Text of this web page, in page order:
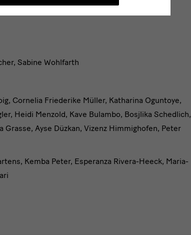
Sabine Wohlfarth
Cornelia Friederike Müller, Katharina Oguntoye,
Heidi Menzold, Kave Bulambo, Bosjlika Schedlich,
Ayse Düzkan, Vizenz Himmighofen, Peter
Kemba Peter, Esperanza Rivera-Heeck, Maria-